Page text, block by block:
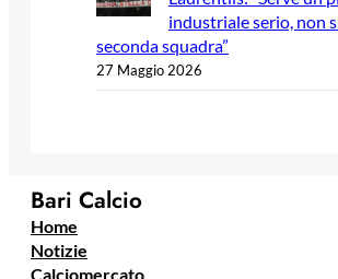
industriale serio, non
seconda squadra”
27 Maggio 2026
Bari Calcio
Home
Notizie
Calciomercato